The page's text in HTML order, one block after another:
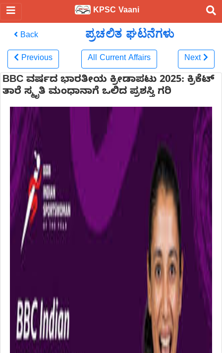
KPSC Vaani
Back ಪ್ರಚಲಿತ ಘಟನೆಗಳು
Previous All Current Affairs Next
BBC ವರ್ಷದ ಭಾರತೀಯ ಕ್ರೀಡಾಪಟು 2025: ಕ್ರಿಕೆಟ್
ತಾರೆ ಸ್ಮೃತಿ ಮಂಧಾನಾಗೆ ಒಲಿದ ಪ್ರಶಸ್ತಿ ಗರಿ